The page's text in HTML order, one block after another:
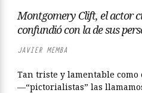
Montgomery Clift, el actor
confundió con la de sus
JAVIER MEMBA
Tan triste y lamentable como
—“pictorialistas” las